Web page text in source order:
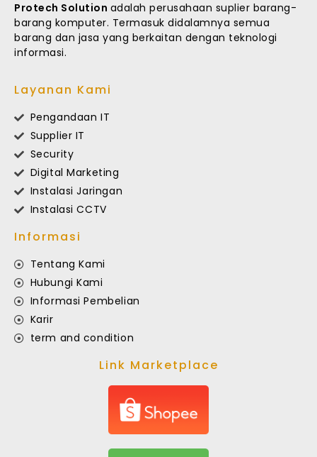
Protech Solution adalah perusahaan suplier barang-
barang komputer. Termasuk didalamnya semua
barang dan jasa yang berkaitan dengan teknologi
informasi.
Layanan Kami
Pengandaan IT
Supplier IT
Security
Digital Marketing
Instalasi Jaringan
Instalasi CCTV
Informasi
Tentang Kami
Hubungi Kami
Informasi Pembelian
Karir
term and condition
Link Marketplace